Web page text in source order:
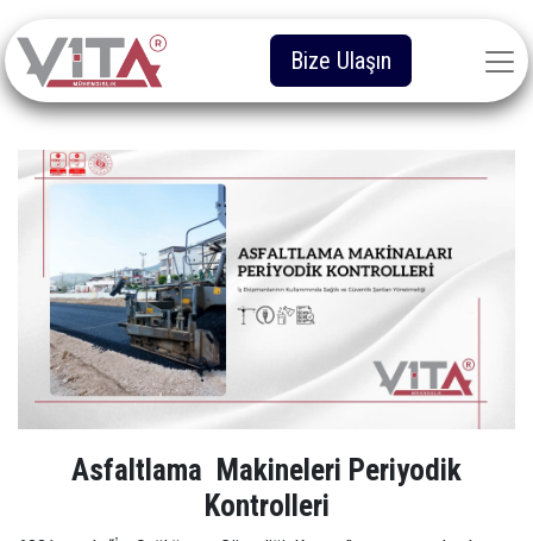
Bize Ulaşın
Asfaltlama Makineleri Periyodik
Kontrolleri